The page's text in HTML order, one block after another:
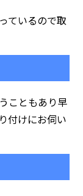
ているので取
こともあり早
付けにお伺い